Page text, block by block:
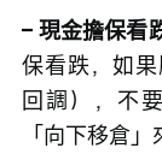
– 現金擔保看
保看跌，如
回調），不
「向下移倉